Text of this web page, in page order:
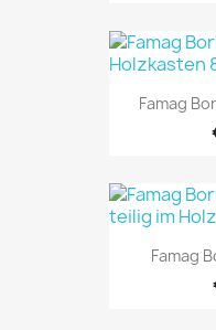
Famag
Famag